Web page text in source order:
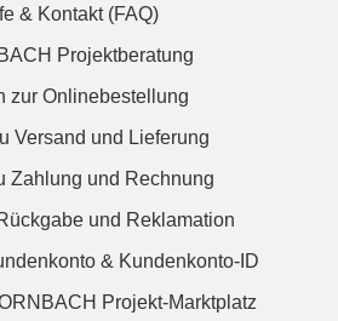
& Kontakt (FAQ)
Projektberatung
zur Onlinebestellung
Versand und Lieferung
Zahlung und Rechnung
und Reklamation
& Kundenkonto-ID
Projekt-Marktplatz